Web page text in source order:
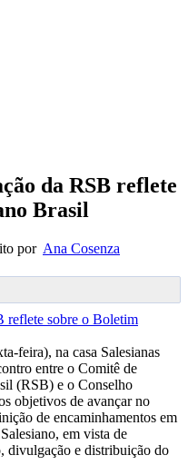
da RSB reflete
Brasil
por Ana Cosenza
feira), na casa Salesianas
entre o Comitê de
(RSB) e o Conselho
objetivos de avançar no
de encaminhamentos em
em vista de
divulgação e distribuição do